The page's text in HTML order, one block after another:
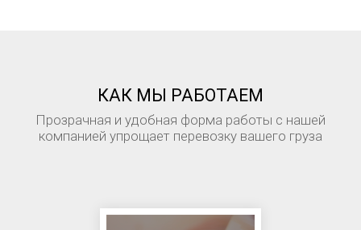
КАК МЫ РАБОТАЕМ
Прозрачная и удобная форма работы с нашей
компанией упрощает перевозку вашего груза